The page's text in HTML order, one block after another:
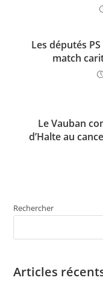
Les députés
match
Le Vauban
d’Halte au
Rechercher
Articles